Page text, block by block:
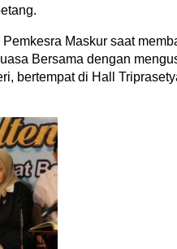
Maskur saat
Bersama dengan
bertempat di Hall